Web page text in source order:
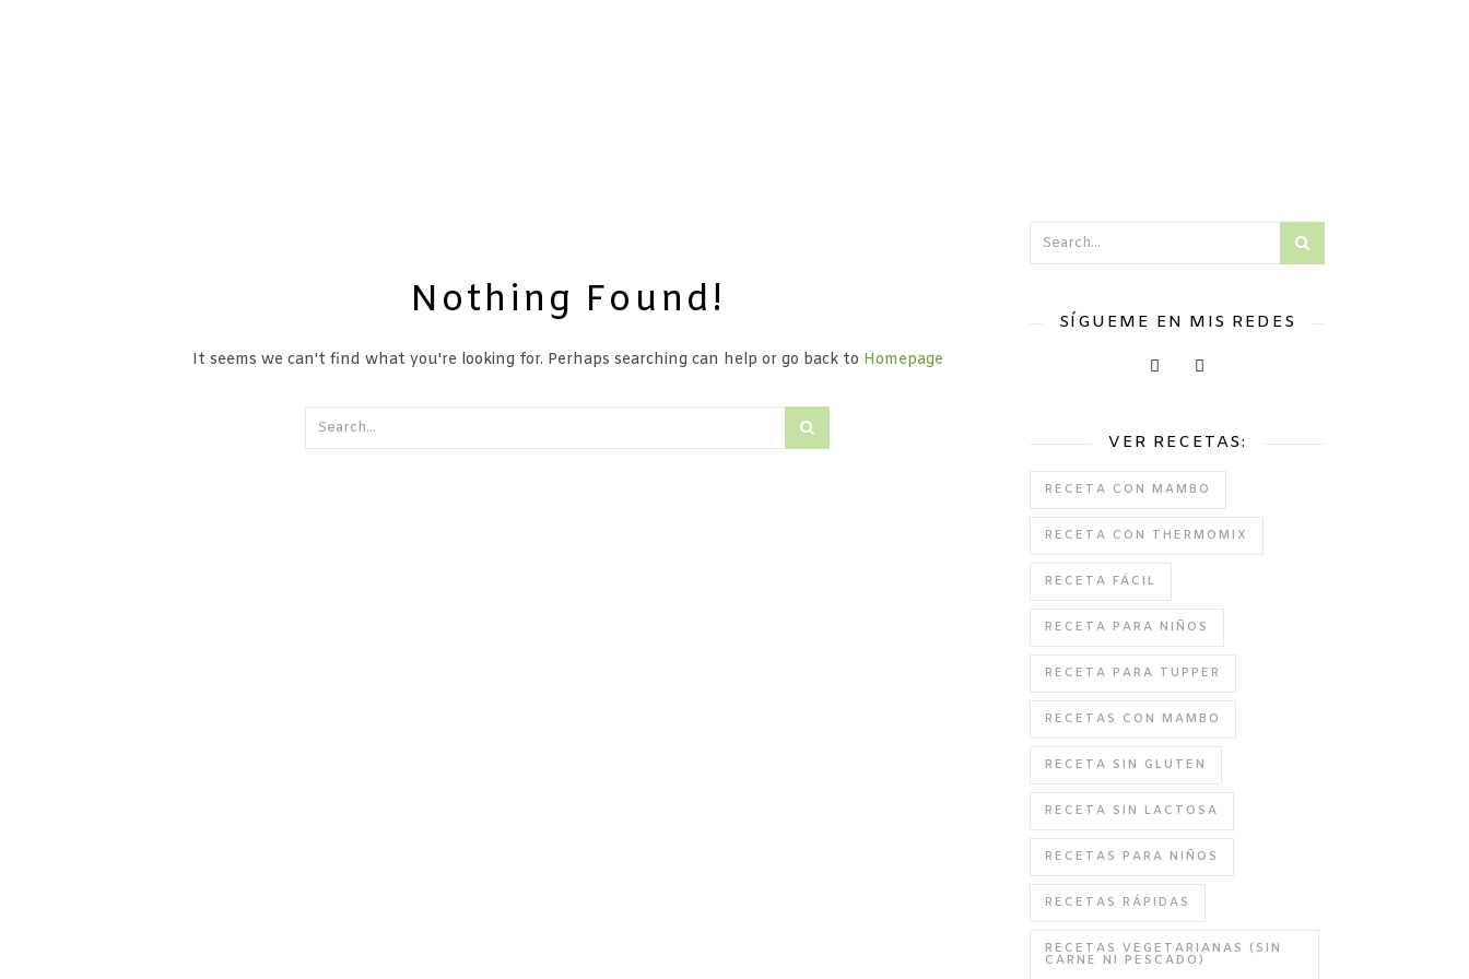
Nothing Found!
It seems we can't find what you're looking for. Perhaps searching can help or go back to Homepage
SÍGUEME EN MIS REDES
VER RECETAS:
RECETA CON MAMBO
RECETA CON THERMOMIX
RECETA FÁCIL
RECETA PARA NIÑOS
RECETA PARA TUPPER
RECETAS CON MAMBO
RECETA SIN GLUTEN
RECETA SIN LACTOSA
RECETAS PARA NIÑOS
RECETAS RÁPIDAS
RECETAS VEGETARIANAS (SIN
CARNE NI PESCADO)